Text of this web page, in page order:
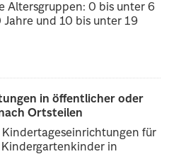
Altersgruppen: 0 bis unter 6
Jahre und 10 bis unter 19
in öffentlicher oder
Ortsteilen
für
in